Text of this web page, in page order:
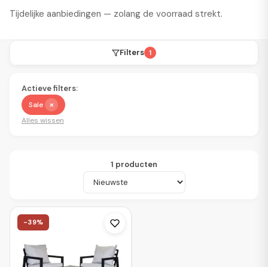
Tijdelijke aanbiedingen — zolang de voorraad strekt.
Filters 1
Actieve filters:
Sale ×
Alles wissen
1 producten
Producten
-39%